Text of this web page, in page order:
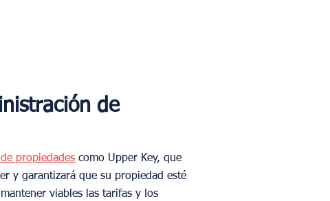
de
propiedades como Upper Key, que
y garantizará que su propiedad esté
viables las tarifas y los